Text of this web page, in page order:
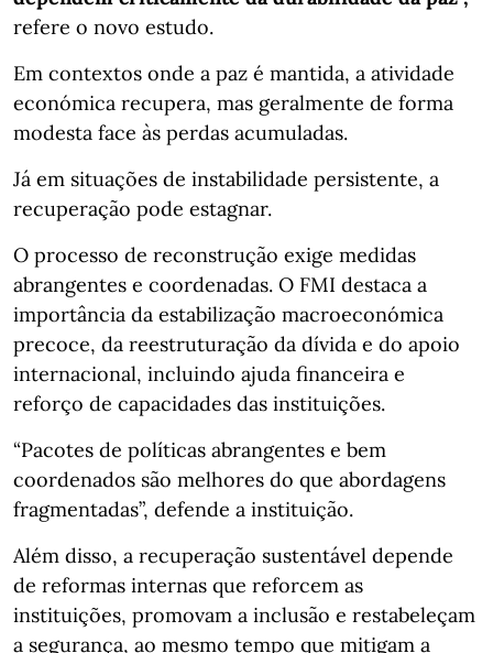
refere o novo estudo.
Em contextos onde a paz é mantida, a atividade
económica recupera, mas geralmente de forma
modesta face às perdas acumuladas.
Já em situações de instabilidade persistente, a
recuperação pode estagnar.
O processo de reconstrução exige medidas
abrangentes e coordenadas. O FMI destaca a
importância da estabilização macroeconómica
precoce, da reestruturação da dívida e do apoio
internacional, incluindo ajuda financeira e
reforço de capacidades das instituições.
“Pacotes de políticas abrangentes e bem
coordenados são melhores do que abordagens
fragmentadas”, defende a instituição.
Além disso, a recuperação sustentável depende
de reformas internas que reforcem as
instituições, promovam a inclusão e restabeleçam
a segurança, ao mesmo tempo que mitigam a